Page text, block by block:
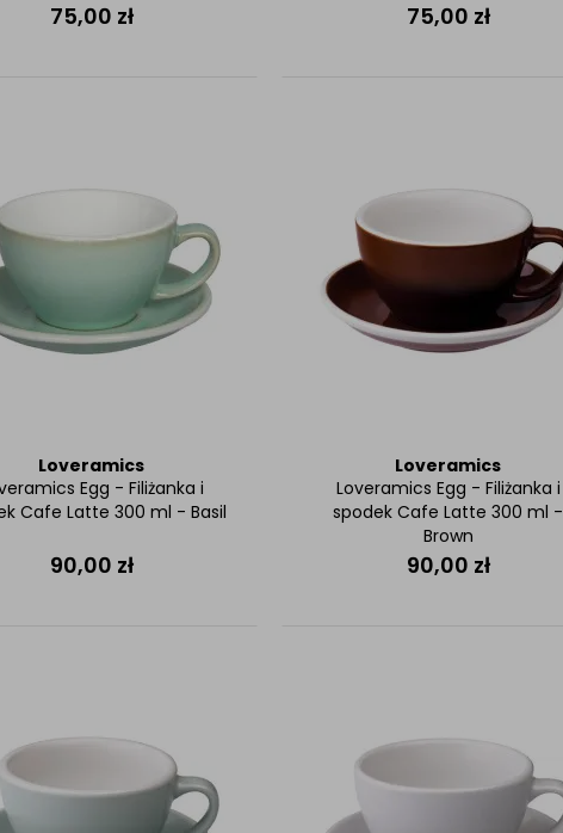
75,00 zł 75,00 zł
Loveramics
Egg - Filiżanka i
Cafe Latte 300 ml - Basil
90,00 zł
Loveramics
Loveramics Egg - Filiżanka i
spodek Cafe Latte 300 ml -
Brown
90,00 zł